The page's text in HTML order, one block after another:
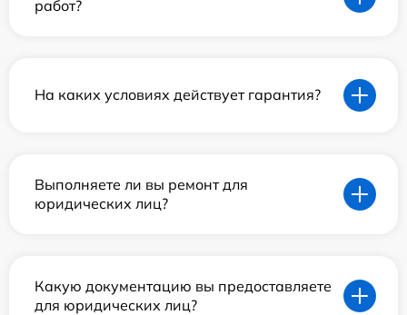
работ?
На каких условиях действует гарантия?
Выполняете ли вы ремонт для
юридических лиц?
Какую документацию вы предоставляете
для юридических лиц?